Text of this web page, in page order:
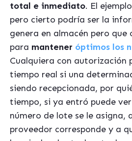
total e inmediato. El
pero cierto podría ser la
genera en almacén pero que
para mantener óptimos los
Cualquiera con autorización
tiempo real si una
siendo recepcionada, por
tiempo, si ya entró puede
número de lote se le asigna,
proveedor corresponde y a